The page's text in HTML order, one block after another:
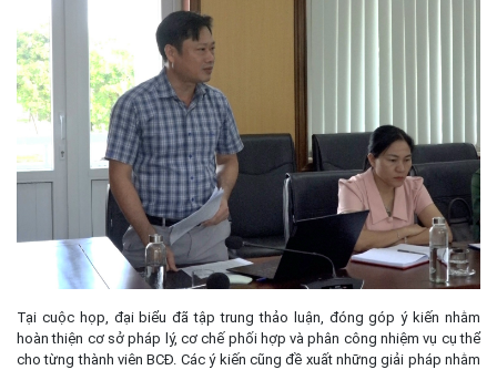
Tại cuộc họp, đại biểu đã tập trung thảo luận, đóng góp ý kiến nhằm
hoàn thiện cơ sở pháp lý, cơ chế phối hợp và phân công nhiệm vụ cụ thể
cho từng thành viên BCĐ. Các ý kiến cũng đề xuất những giải pháp nhằm